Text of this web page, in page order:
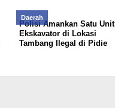
Daerah
Polisi Amankan Satu Unit
Ekskavator di Lokasi
Tambang Ilegal di Pidie